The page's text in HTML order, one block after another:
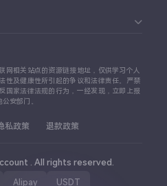
网相关站点的资源链接地址，仅供学习个人
性及健康性所引起的争议和法律责任。严禁
国家法律法规的行为，一经发现，立即上报
公安部门。
私政策 退款政策
. All rights reserved.
Alipay USDT